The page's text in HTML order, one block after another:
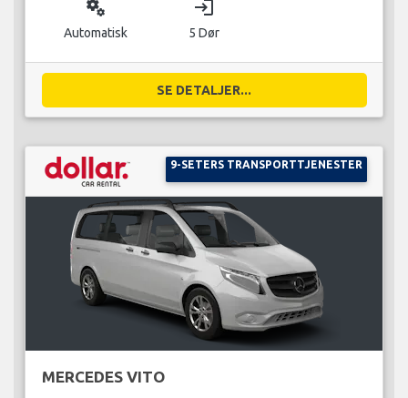
miscellaneous_services
Automatisk
login
5 Dør
SE DETALJER...
9-SETERS TRANSPORTTJENESTER
MERCEDES VITO